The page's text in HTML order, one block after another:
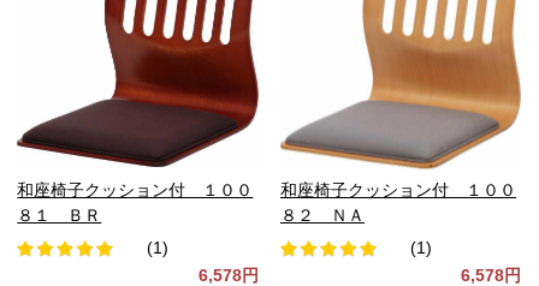
和座椅子クッション付 １００
８１ ＢＲ
(1)
6,578円
和座椅子クッション付 １００
８２ ＮＡ
(1)
6,578円